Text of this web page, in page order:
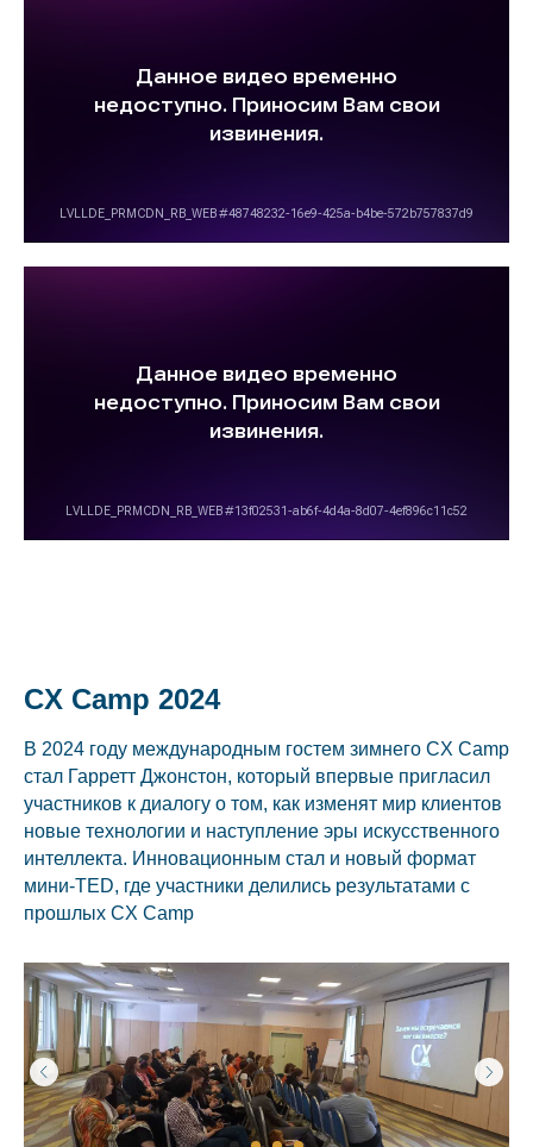
CX Camp 2024
В 2024 году международным гостем зимнего CX Camp
стал Гарретт Джонстон, который впервые пригласил
участников к диалогу о том, как изменят мир клиентов
новые технологии и наступление эры искусственного
интеллекта. Инновационным стал и новый формат
мини-ТED, где участники делились результатами с
прошлых CX Camp